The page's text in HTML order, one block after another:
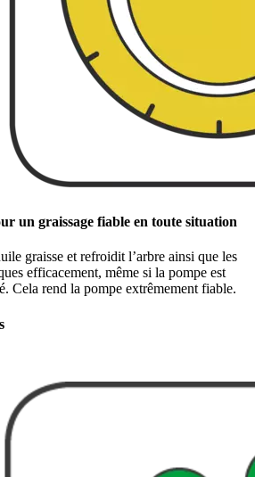
un graissage fiable en toute situation
graisse et refroidit l’arbre ainsi que les
efficacement, même si la pompe est
Cela rend la pompe extrêmement fiable.